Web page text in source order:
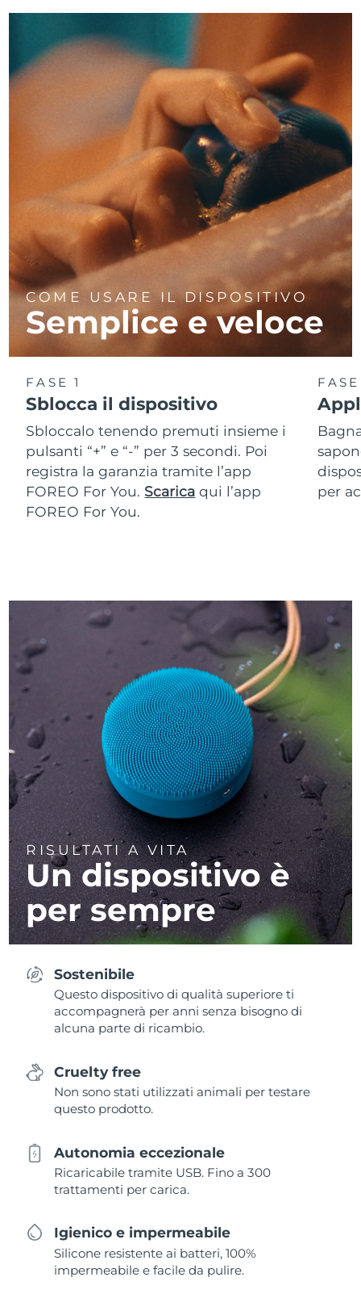
COME USARE IL DISPOSITIVO
Semplice e veloce
FASE 1
Sblocca il dispositivo
Sbloccalo tenendo premuti insieme i
pulsanti “+” e “-” per 3 secondi. Poi
registra la garanzia tramite l’app
FOREO For You. Scarica qui l’app
FOREO For You.
per
RISULTATI A VITA
Un dispositivo è
per sempre
Sostenibile
Questo dispositivo di qualità superiore ti
accompagnerà per anni senza bisogno di
alcuna parte di ricambio.
Cruelty free
Non sono stati utilizzati animali per testare
questo prodotto.
Autonomia eccezionale
Ricaricabile tramite USB. Fino a 300
trattamenti per carica.
Igienico e impermeabile
Silicone resistente ai batteri, 100%
impermeabile e facile da pulire.